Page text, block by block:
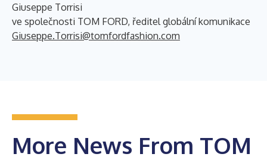
Giuseppe Torrisi
ve společnosti TOM FORD, ředitel globální komunikace
Giuseppe.Torrisi@tomfordfashion.com
More News From TOM